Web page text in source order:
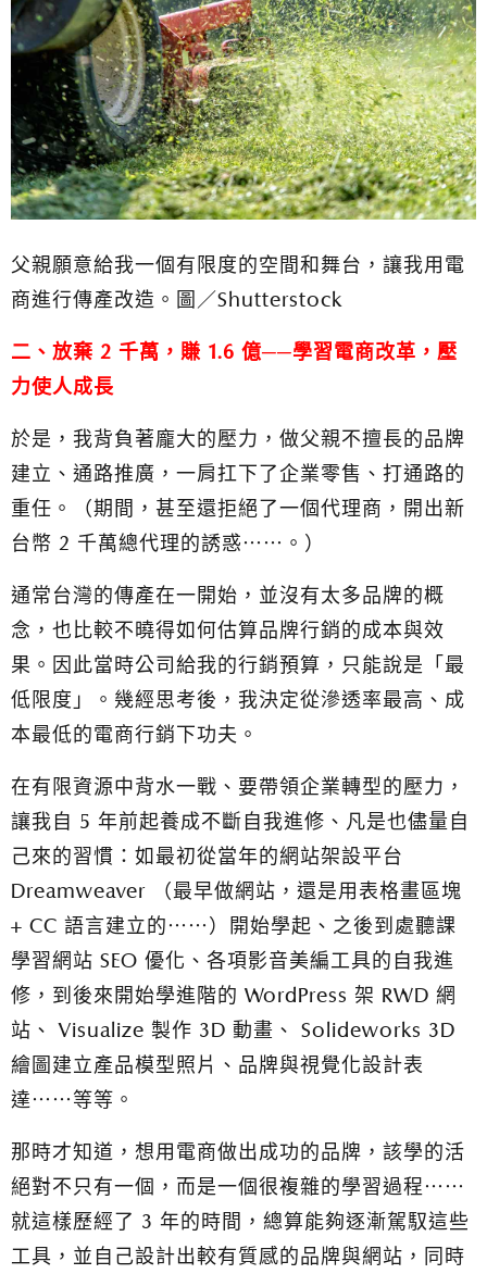
父親願意給我一個有限度的空間和舞台，讓我用電
商進行傳產改造。圖／Shutterstock
二、放棄 2 千萬，賺 1.6 億──學習電商改革，壓
力使人成長
於是，我背負著龐大的壓力，做父親不擅長的品牌
建立、通路推廣，一肩扛下了企業零售、打通路的
重任。（期間，甚至還拒絕了一個代理商，開出新
台幣 2 千萬總代理的誘惑⋯⋯。）
通常台灣的傳產在一開始，並沒有太多品牌的概
念，也比較不曉得如何估算品牌行銷的成本與效
果。因此當時公司給我的行銷預算，只能說是「最
低限度」。幾經思考後，我決定從滲透率最高、成
本最低的電商行銷下功夫。
在有限資源中背水一戰、要帶領企業轉型的壓力，
讓我自 5 年前起養成不斷自我進修、凡是也儘量自
己來的習慣： 如最初從當年的網站架設平台
Dreamweaver （最早做網站，還是用表格畫區塊
+ CC 語言建立的⋯⋯）開始學起、之後到處聽課
學習網站 SEO 優化、各項影音美編工具的自我進
修，到後來開始學進階的 WordPress 架 RWD 網
站、 Visualize 製作 3D 動畫、 Solideworks 3D
繪圖建立產品模型照片、品牌與視覺化設計表
達⋯⋯等等。
那時才知道，想用電商做出成功的品牌，該學的活
絕對不只有一個，而是一個很複雜的學習過程⋯⋯
就這樣歷經了 3 年的時間，總算能夠逐漸駕馭這些
工具，並自己設計出較有質感的品牌與網站，同時